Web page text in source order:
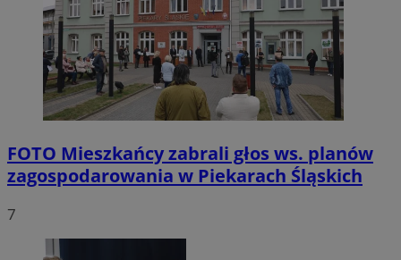
FOTO Mieszkańcy zabrali głos ws. planów
zagospodarowania w Piekarach Śląskich
7